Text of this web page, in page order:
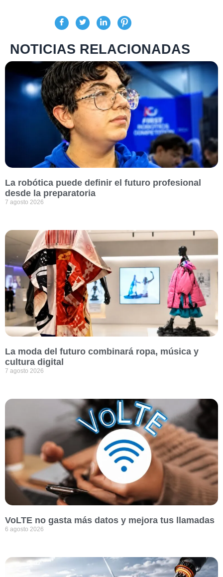
NOTICIAS RELACIONADAS
La robótica puede definir el futuro profesional
desde la preparatoria
7 agosto 2026
La moda del futuro combinará ropa, música y
cultura digital
7 agosto 2026
VoLTE no gasta más datos y mejora tus llamadas
6 agosto 2026